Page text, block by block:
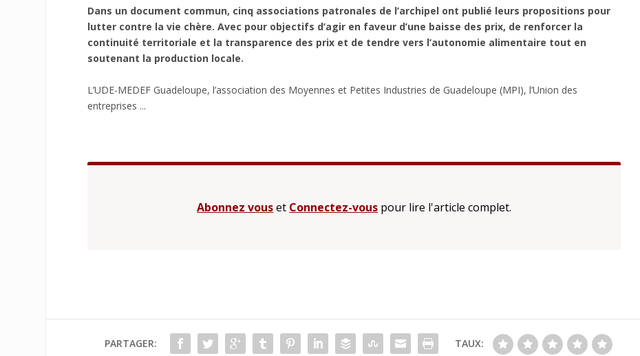
Dans un document commun, cinq associations patronales de l’archipel ont publié leurs propositions pour
lutter contre la vie chère. Avec pour objectifs d’agir en faveur d’une baisse des prix, de renforcer la
continuité territoriale et la transparence des prix et de tendre vers l’autonomie alimentaire tout en
soutenant la production locale.
L’UDE-MEDEF Guadeloupe, l’association des Moyennes et Petites Industries de Guadeloupe (MPI), l’Union des
entreprises ...
Abonnez vouset Connectez-vous pour lire l'article complet.
PARTAGER: TAUX: